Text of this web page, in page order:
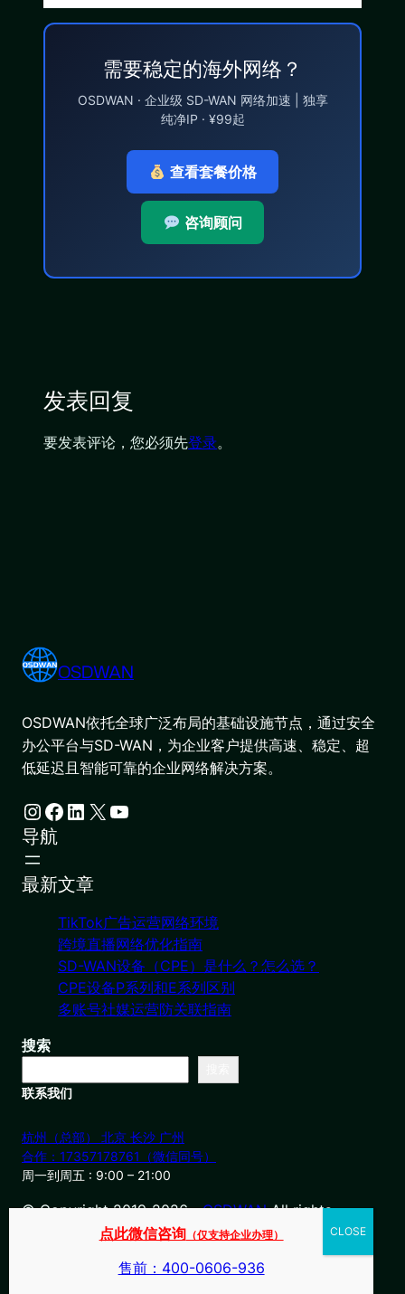
需要稳定的海外网络？
OSDWAN · 企业级 SD-WAN 网络加速 | 独享
纯净IP · ¥99起
查看套餐价格
咨询顾问
发表回复
要发表评论，您必须先登录。
OSDWAN
OSDWAN依托全球广泛布局的基础设施节点，通过安全
办公平台与SD-WAN，为企业客户提供高速、稳定、超
低延迟且智能可靠的企业网络解决方案。
Instagram Facebook LinkedIn X YouTube
导航
最新文章
TikTok广告运营网络环境
跨境直播网络优化指南
SD-WAN设备（CPE）是什么？怎么选？
CPE设备P系列和E系列区别
多账号社媒运营防关联指南
搜索
联系我们
杭州（总部） 北京 长沙 广州
合作：17357178761（微信同号）
周一到周五 : 9:00 – 21:00
© Copyright 2019-2026・OSDWANAll rights
点此微信咨询 （仅支持企业办理）
售前：400-0606-936